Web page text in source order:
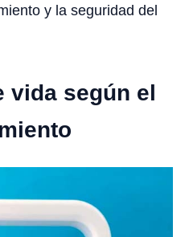
y la seguridad del
vida según el